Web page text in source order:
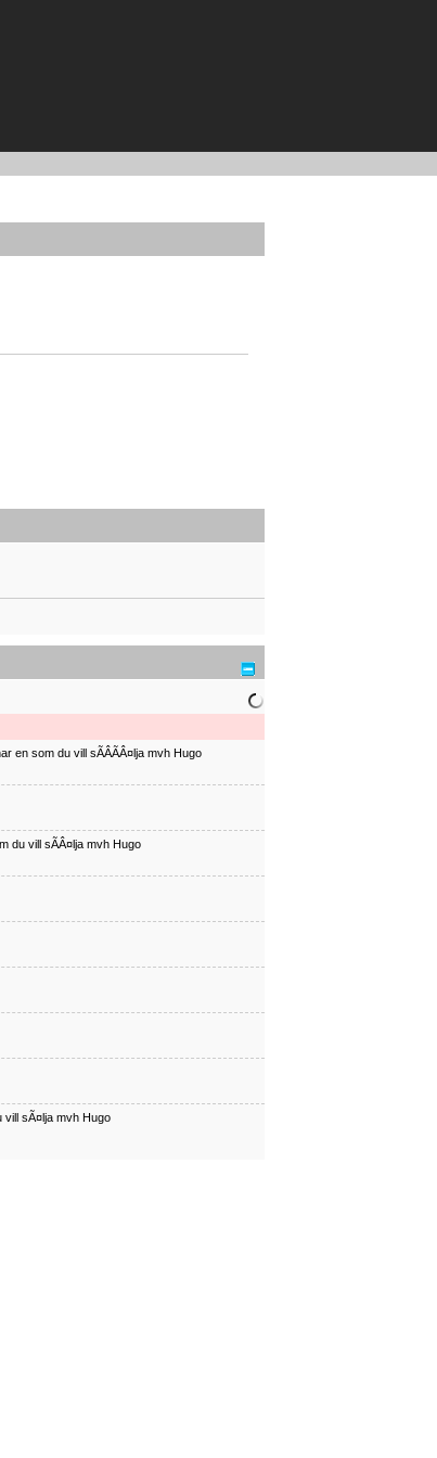
en som du vill sÃÂÃÂ¤lja mvh Hugo
du vill sÃÂ¤lja mvh Hugo
vill sÃ¤lja mvh Hugo